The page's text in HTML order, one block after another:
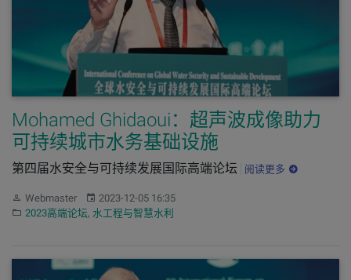
Mohamed Ghidaoui：超声波成像助力
可持续城市水务基础设施
第四届水安全与可持续发展国际高端论坛 阅读更多
作者：
Webmaster 发布：2023-12-05 16:35
分类：
2023高端论坛, 水工程与智慧水利